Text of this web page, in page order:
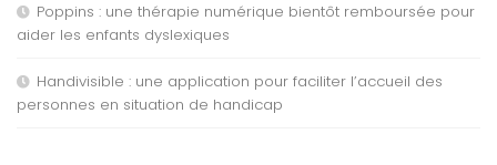
Poppins : une thérapie numérique bientôt remboursée pour
aider les enfants dyslexiques
Handivisible : une application pour faciliter l’accueil des
personnes en situation de handicap